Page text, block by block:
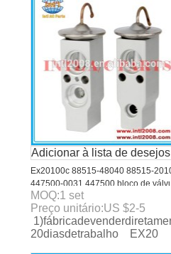
Adicionar à lista de desejos
Ex20100c 88515-48040 88515-
447500-0031 447500 bloco de
de expansão para a lexus/suzuki
MOQ:1 set
Preço unitário:US $2-5
20diasdetrabalho EX20